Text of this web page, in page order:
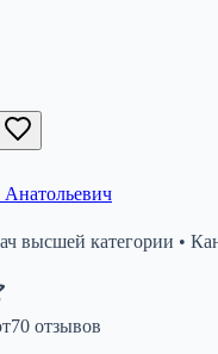
высшей категории •
70 отзывов